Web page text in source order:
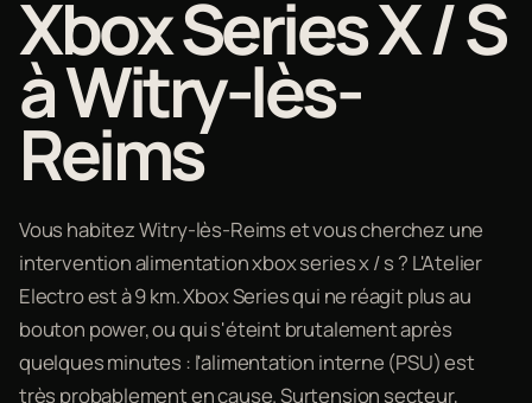
Xbox Series X / S
à Witry-lès-
Reims
Vous habitez Witry-lès-Reims et vous cherchez une
intervention alimentation xbox series x / s ? L'Atelier
Electro est à 9 km. Xbox Series qui ne réagit plus au
bouton power, ou qui s'éteint brutalement après
quelques minutes : l'alimentation interne (PSU) est
très probablement en cause. Surtension secteur,